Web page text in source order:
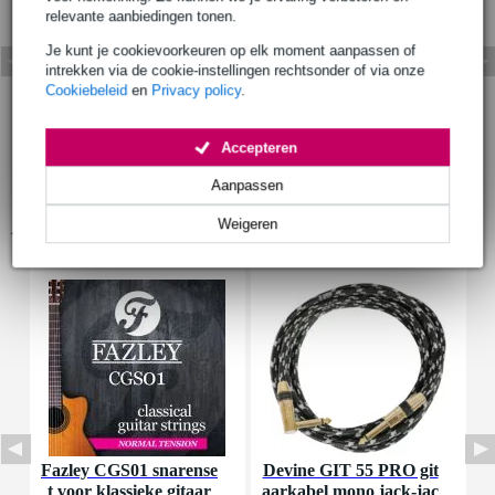
relevante aanbiedingen tonen.
Je kunt je cookievoorkeuren op elk moment aanpassen of
intrekken via de cookie-instellingen rechtsonder of via onze
Cookiebeleid en Privacy policy.
Weigeren
Aanpassen
Accepteren
Fazley CGS01 snarense
t voor klassieke gitaar
Devine GIT 55 PRO git
aarkabel mono jack-jac